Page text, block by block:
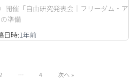
開催「自由研究発表会｜フリーダム・ア
準備
日時:1年前
… 4 次へ